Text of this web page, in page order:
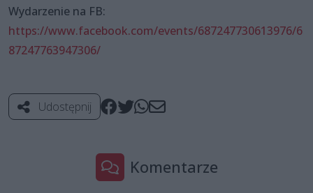
Wydarzenie na FB:
https://www.facebook.com/events/687247730613976/6
87247763947306/
Udostępnij
Komentarze